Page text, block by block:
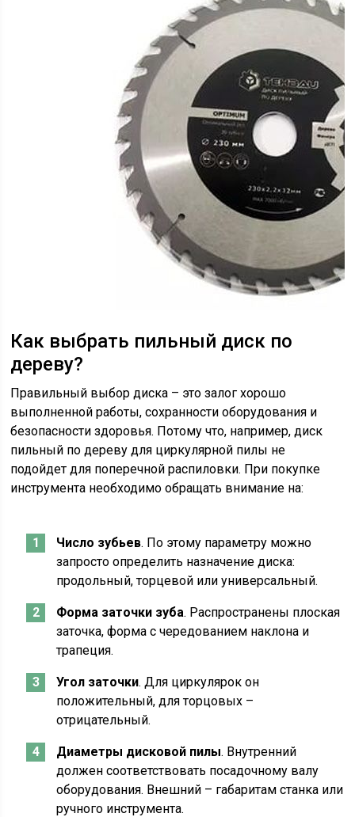
Как выбрать пильный диск по
дереву?
Правильный выбор диска – это залог хорошо
выполненной работы, сохранности оборудования и
безопасности здоровья. Потому что, например, диск
пильный по дереву для циркулярной пилы не
подойдет для поперечной распиловки. При покупке
инструмента необходимо обращать внимание на:
Число зубьев. По этому параметру можно
запросто определить назначение диска:
продольный, торцевой или универсальный.
Форма заточки зуба. Распространены плоская
заточка, форма с чередованием наклона и
трапеция.
Угол заточки. Для циркулярок он
положительный, для торцовых –
отрицательный.
Диаметры дисковой пилы. Внутренний
должен соответствовать посадочному валу
оборудования. Внешний – габаритам станка или
ручного инструмента.